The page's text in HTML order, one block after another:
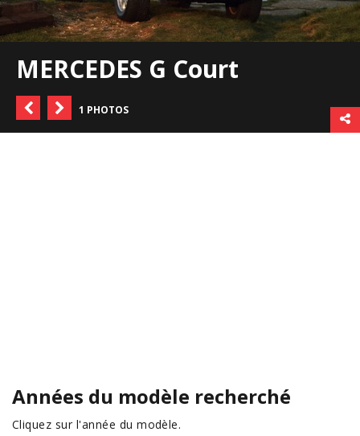
MERCEDES G Court
1 PHOTOS
Années du modèle recherché
Cliquez sur l'année du modèle.